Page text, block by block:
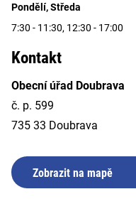
Pondělí, Středa
7:30 - 11:30, 12:30 - 17:00
Kontakt
Obecní úřad Doubrava
č. p. 599
735 33 Doubrava
Zobrazit na mapě